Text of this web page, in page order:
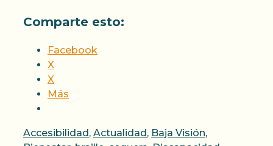
Comparte esto:
Facebook
X
X
Más
Categorías
Accesibilidad , Actualidad , Baja Visión,